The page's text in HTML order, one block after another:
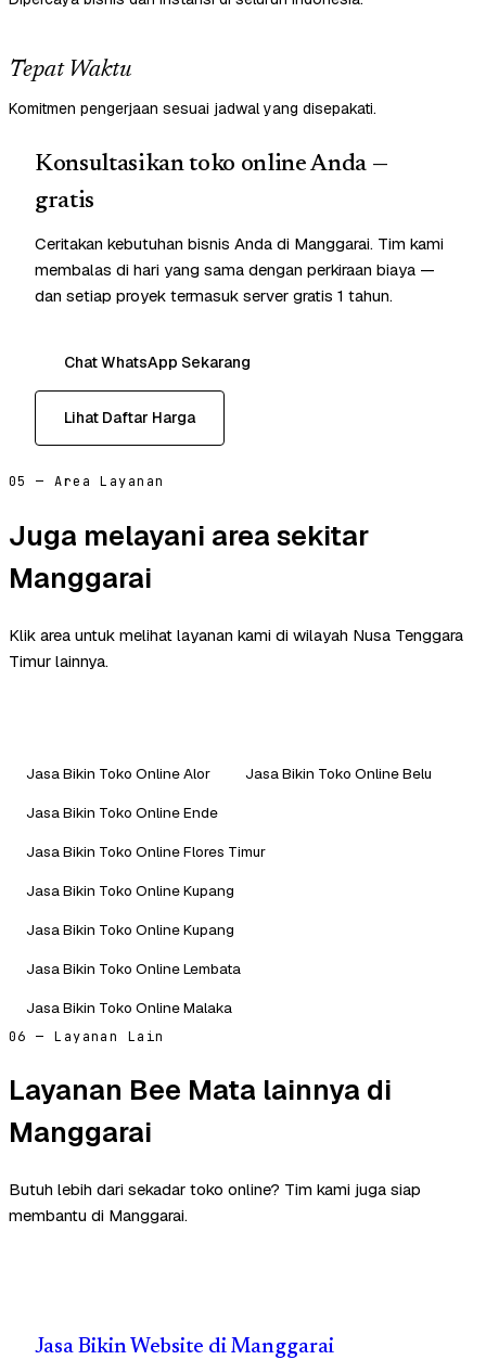
Tepat Waktu
Komitmen pengerjaan sesuai jadwal yang disepakati.
Konsultasikan toko online Anda —
gratis
Ceritakan kebutuhan bisnis Anda di Manggarai. Tim kami
membalas di hari yang sama dengan perkiraan biaya —
dan setiap proyek termasuk server gratis 1 tahun.
Chat WhatsApp Sekarang
Lihat Daftar Harga
05 — Area Layanan
Juga melayani area sekitar
Manggarai
Klik area untuk melihat layanan kami di wilayah Nusa Tenggara
Timur lainnya.
Jasa Bikin Toko Online Alor
Jasa Bikin Toko Online Belu
Jasa Bikin Toko Online Ende
Jasa Bikin Toko Online Flores Timur
Jasa Bikin Toko Online Kupang
Jasa Bikin Toko Online Kupang
Jasa Bikin Toko Online Lembata
Jasa Bikin Toko Online Malaka
06 — Layanan Lain
Layanan Bee Mata lainnya di
Manggarai
Butuh lebih dari sekadar toko online? Tim kami juga siap
membantu di Manggarai.
Jasa Bikin Website di Manggarai